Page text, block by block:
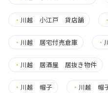
・ 川越 小江戸 貸店舗 ・
・ 川越 居宅付売倉庫 ・
・ 川越 居酒屋 居抜き物件
・ 川越 帽子 ・ 川越 帽